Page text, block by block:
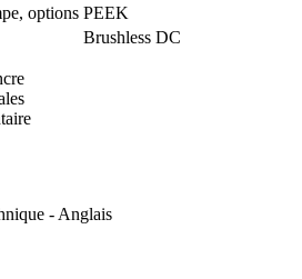
options PEEK
Brushless DC
- Anglais